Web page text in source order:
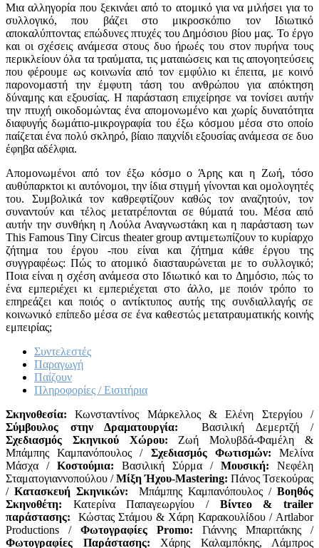
Μια αλληγορία που ξεκινάει από το ατομικό για να μιλήσει για το
συλλογικό, που βάζει στο μικροσκόπιο τον Ιδιωτικό
αποκαλύπτοντας επώδυνες πτυχές του Δημόσιου βίου μας. Το έργο
και οι σχέσεις ανάμεσα στους δυο ήρωές του στον πυρήνα τους
περικλείουν όλα τα τραύματα, τις ματαιώσεις και τις απογοητεύσεις
που φέρουμε ως κοινωνία από τον εμφύλιο κι έπειτα, με κοινό
παρονομαστή την έμφυτη τάση του ανθρώπου για απόκτηση
δύναμης και εξουσίας. Η παράσταση επιχείρησε να τονίσει αυτήν
την πτυχή οικοδομώντας ένα απομονωμένο και χωρίς δυνατότητα
διαφυγής δωμάτιο-μικρογραφία του έξω κόσμου μέσα στο οποίο
παίζεται ένα πολύ σκληρό, βίαιο παιχνίδι εξουσίας ανάμεσα σε δυο
έφηβα αδέλφια.
Απομονωμένοι από τον έξω κόσμο ο Άρης και η Ζωή, τόσο
αυθύπαρκτοι κι αυτόνομοι, την ίδια στιγμή γίνονται και ομολογητές
του. Συμβολικά τον καθρεφτίζουν καθώς τον αναζητούν, τον
συναντούν και τέλος μετατρέπονται σε θύματά του. Μέσα από
αυτήν την συνθήκη η Λούλα Αναγνωστάκη και η παράσταση των
This Famous Tiny Circus theater group αντιμετωπίζουν το κυρίαρχο
ζήτημα του έργου -που είναι και ζήτημα κάθε έργου της
συγγραφέως: Πώς το ατομικό διασταυρώνεται με το συλλογικό;
Ποια είναι η σχέση ανάμεσα στο Ιδιωτικό και το Δημόσιο, πώς το
ένα εμπεριέχει κι εμπεριέχεται στο άλλο, με ποιόν τρόπο το
επηρεάζει και ποιός ο αντίκτυπος αυτής της συνδιαλλαγής σε
κοινωνικό επίπεδο μέσα σε ένα καθεστώς μετατραυματικής κοινής
εμπειρίας;
Συντελεστές
Παραγωγή
Παίζουν
Πληροφορίες / Εισιτήρια
Σκηνοθεσία: Κωνσταντίνος Μάρκελλος & Ελένη Στεργίου /
Σύμβουλος στην Δραματουργία: Βασιλική Δεμερτζή /
Σχεδιασμός Σκηνικού Χώρου: Ζωή Μολυβδά-Φαμέλη &
Μπάμπης Καμπανόπουλος / Σχεδιασμός Φωτισμών: Μελίνα
Μάσχα / Κοστούμια: Βασιλική Σύρμα / Μουσική: Νεφέλη
Σταματογιαννοπούλου /Μίξη Ήχου-Mastering: Πάνος Τσεκούρας
/ Κατασκευή Σκηνικών: Μπάμπης Καμπανόπουλος /Βοηθός
Σκηνοθέτη: Κατερίνα Παπαγεωργίου / Βίντεο & trailer
παράστασης:
Κώστας Στάμου & Χάρη Καρακουλίδου / Artlabor
Productions / Φωτογραφίες Promo: Γιάννης Μπαριτάκης /
Φωτογραφίες Παράστασης: Χάρης Καλαμπόκης, Λάμπρος